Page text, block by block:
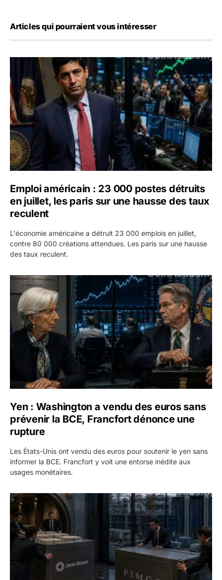
Articles qui pourraient vous intéresser
Emploi américain : 23 000 postes détruits en juillet, les
Emploi américain : 23 000 postes détruits
en juillet, les paris sur une hausse des taux
reculent
L'économie américaine a détruit 23 000 emplois en juillet,
contre 80 000 créations attendues. Les paris sur une hausse
des taux reculent.
Yen : Washington a vendu des euros sans prévenir la
Yen : Washington a vendu des euros sans
prévenir la BCE, Francfort dénonce une
rupture
Les États-Unis ont vendu des euros pour soutenir le yen sans
informer la BCE. Francfort y voit une entorse inédite aux
usages monétaires.
Jane Street négocie le transfert de 11 milliards de